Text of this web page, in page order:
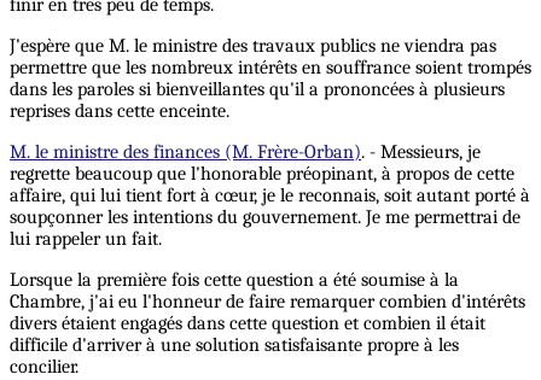
finir en très peu de temps.
J'espère que M. le ministre des travaux publics ne viendra pas
permettre que les nombreux intérêts en souffrance soient trompés
dans les paroles si bienveillantes qu'il a prononcées à plusieurs
reprises dans cette enceinte.
M. le ministre des finances (M. Frère-Orban). - Messieurs, je
regrette beaucoup que l'honorable préopinant, à propos de cette
affaire, qui lui tient fort à cœur, je le reconnais, soit autant porté à
soupçonner les intentions du gouvernement. Je me permettrai de
lui rappeler un fait.
Lorsque la première fois cette question a été soumise à la
Chambre, j'ai eu l'honneur de faire remarquer combien d'intérêts
divers étaient engagés dans cette question et combien il était
difficile d'arriver à une solution satisfaisante propre à les
concilier.